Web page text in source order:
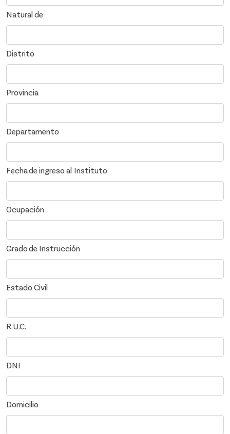
Natural de
Distrito
Provincia
Departamento
Fecha de ingreso al Instituto
Ocupación
Grado de Instrucción
Estado Civil
R.U.C.
DNI
Domicilio